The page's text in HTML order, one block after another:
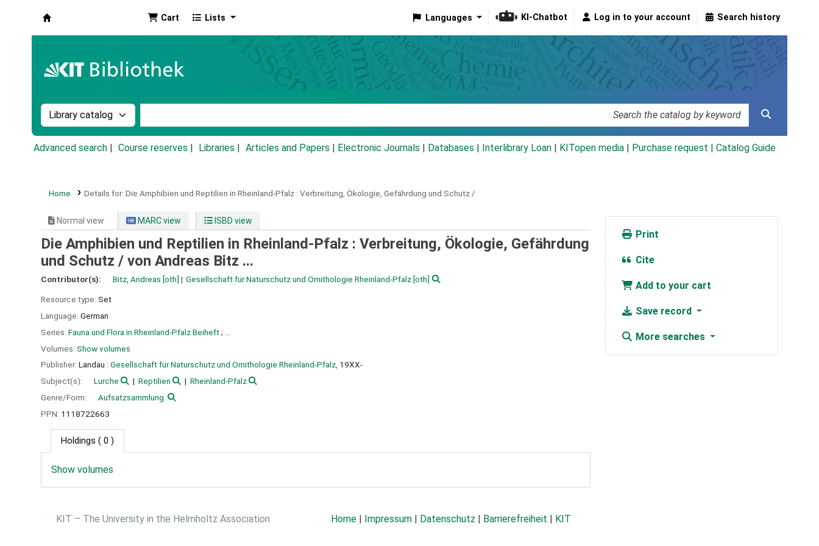
Cart Lists Languages KI-Chatbot Log in to your account Search history
Search the catalog by:
Advanced search Course reserves Libraries Articles and Papers Electronic Journals Databases Interlibrary Loan KITopen media Purchase request | Catalog Guide
Home Details for: Die Amphibien und Reptilien in Rheinland-Pfalz : Verbreitung, Ökologie, Gefährdung und Schutz /
Normal view MARC view ISBD view
Die Amphibien und Reptilien in Rheinland-Pfalz : Verbreitung, Ökologie, Gefährdung
und Schutz / von Andreas Bitz ...
Contributor(s): Bitz, Andreas [oth] Gesellschaft für Naturschutz und Ornithologie Rheinland-Pfalz [oth]
Resource type: Set
Language: German
Series: Fauna und Flora in Rheinland-Pfalz Beiheft; ...
Volumes: Show volumes
Publisher: Landau : Gesellschaft für Naturschutz und Ornithologie Rheinland-Pfalz, 19XX-
Subject(s):
Lurche Reptilien
Rheinland-Pfalz
Genre/Form:
Aufsatzsammlung
PPN: 1118722663
Holdings ( 0 )
Show volumes
Print
Cite
Add to your cart
Save record
More searches
KIT – The University in the Helmholtz Association Home | Impressum | Datenschutz | Barrierefreiheit | KIT